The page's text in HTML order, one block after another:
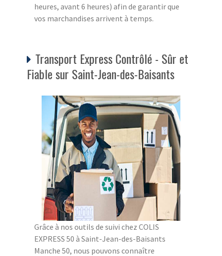
heures, avant 6 heures) afin de garantir que
vos marchandises arrivent à temps.
Transport Express Contrôlé - Sûr et
Fiable sur Saint-Jean-des-Baisants
Grâce à nos outils de suivi chez COLIS
EXPRESS 50 à Saint-Jean-des-Baisants
Manche 50, nous pouvons connaître